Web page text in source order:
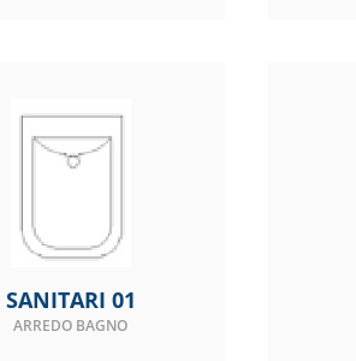
SANITARI 01
ARREDO BAGNO